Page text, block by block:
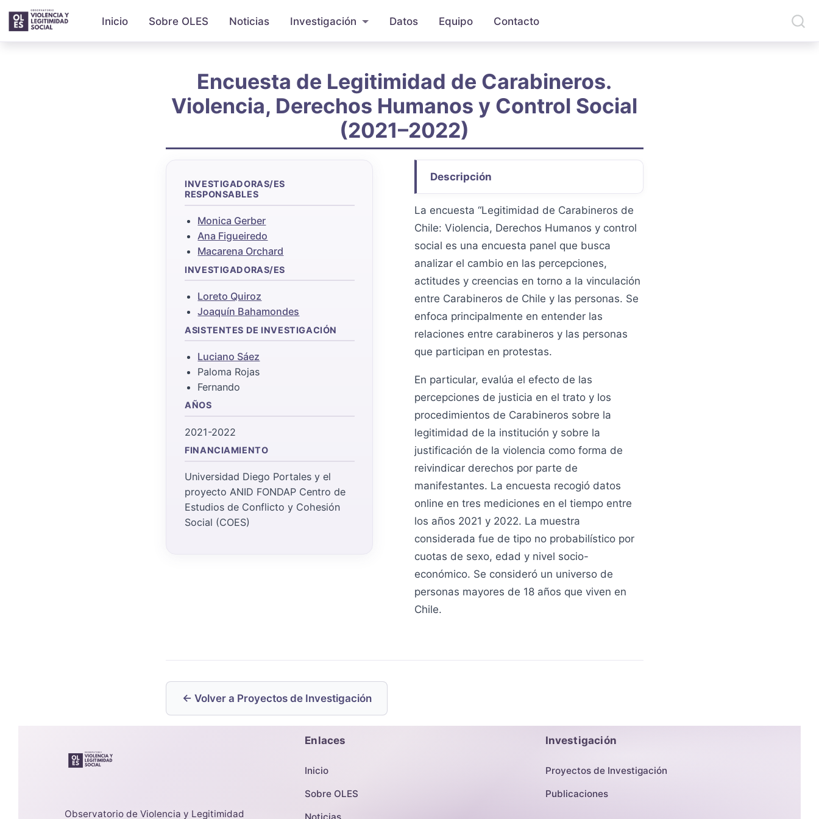
Inicio Sobre OLES Noticias Investigación Datos Equipo Contacto
Encuesta de Legitimidad de Carabineros.
Violencia, Derechos Humanos y Control Social
(2021–2022)
INVESTIGADORAS/ES
RESPONSABLES
Monica Gerber
Ana Figueiredo
Macarena Orchard
INVESTIGADORAS/ES
Loreto Quiroz
Joaquín Bahamondes
ASISTENTES DE INVESTIGACIÓN
Luciano Sáez
Paloma Rojas
Fernando
AÑOS
2021-2022
FINANCIAMIENTO
Universidad Diego Portales y el
proyecto ANID FONDAP Centro de
Estudios de Conflicto y Cohesión
Social (COES)
Descripción
La encuesta “Legitimidad de Carabineros de
Chile: Violencia, Derechos Humanos y control
social es una encuesta panel que busca
analizar el cambio en las percepciones,
actitudes y creencias en torno a la vinculación
entre Carabineros de Chile y las personas. Se
enfoca principalmente en entender las
relaciones entre carabineros y las personas
que participan en protestas.
En particular, evalúa el efecto de las
percepciones de justicia en el trato y los
procedimientos de Carabineros sobre la
legitimidad de la institución y sobre la
justificación de la violencia como forma de
reivindicar derechos por parte de
manifestantes. La encuesta recogió datos
online en tres mediciones en el tiempo entre
los años 2021 y 2022. La muestra
considerada fue de tipo no probabilístico por
cuotas de sexo, edad y nivel socio-
económico. Se consideró un universo de
personas mayores de 18 años que viven en
Chile.
← Volver a Proyectos de Investigación
Observatorio de Violencia y Legitimidad
Enlaces
Inicio
Sobre OLES
Noticias
Investigación
Proyectos de Investigación
Publicaciones